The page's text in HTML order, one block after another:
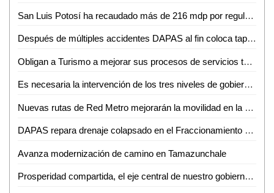
San Luis Potosí ha recaudado más de 216 mdp por regularización de vehículos
Después de múltiples accidentes DAPAS al fin coloca tapa a alcantarilla en la Pancho
Obligan a Turismo a mejorar sus procesos de servicios turísticos en la entidad
Es necesaria la intervención de los tres niveles de gobierno para realizar trabajos de limpieza y mantenimiento en la presa de "San José"
Nuevas rutas de Red Metro mejorarán la movilidad en la periferia: Gobernador
DAPAS repara drenaje colapsado en el Fraccionamiento El Consuelo
Avanza modernización de camino en Tamazunchale
Prosperidad compartida, el eje central de nuestro gobierno: Claudia Sheinbaum expone su proyecto de nación ante representantes del IMC